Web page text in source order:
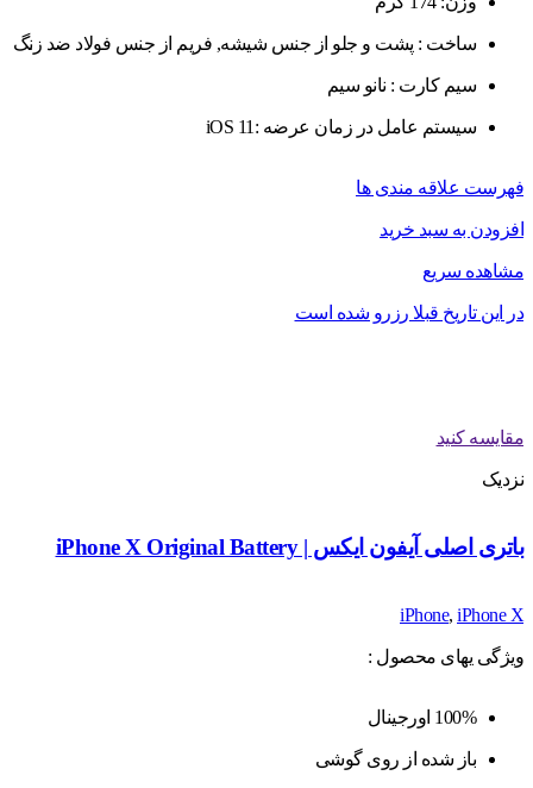
ساخت : پشت و جلو از جنس شیشه, فریم از جنس فولاد ضد زنگ
سیم کارت : نانو سیم
سیستم عامل در زمان عرضه :iOS 11
فهرست علاقه مندی ها
افزودن به سبد خرید
مشاهده سریع
در این تاریخ قبلا رزرو شده است
مقایسه کنید
نزدیک
باتری اصلی آیفون ایکس | iPhone X Original Battery
iPhone, iPhone X
ویژگی یهای محصول :
100% اورجینال
باز شده از روی گوشی